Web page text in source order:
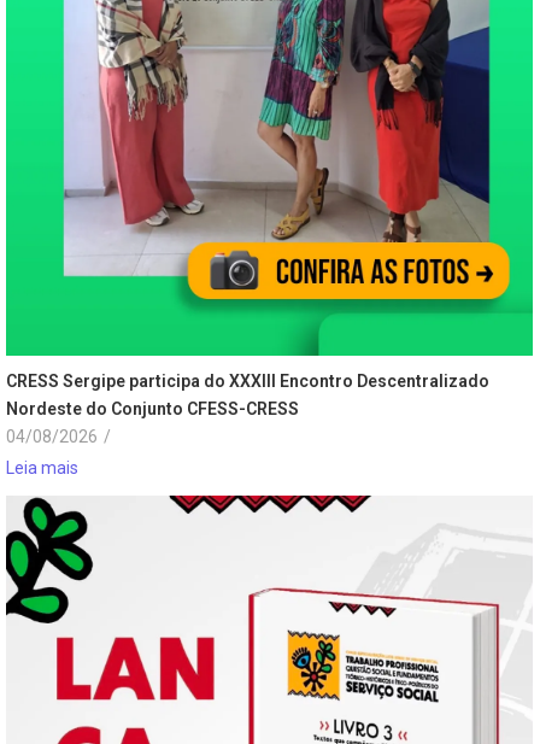
CRESS Sergipe participa do XXXIII Encontro Descentralizado
Nordeste do Conjunto CFESS-CRESS
04/08/2026 /
Leia mais